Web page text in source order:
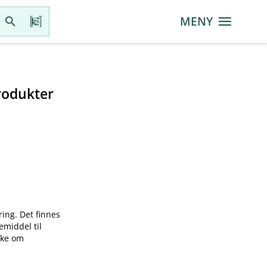
MENY
Det finnes
til
om